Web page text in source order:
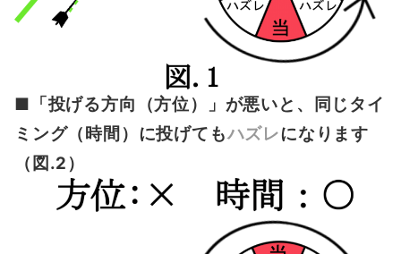
■「投げる方向（方位）」が悪いと、同じタイ
ミング（時間）に投げてもハズレになります
（図.2）